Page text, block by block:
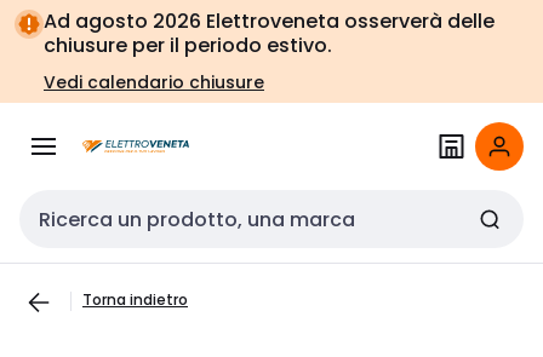
Vai alla
navigazione
Vai
alla
pagina
Ad agosto 2026 Elettroveneta osserverà delle
chiusure per il periodo estivo.
Vedi calendario chiusure
Cerca input
Torna indietro